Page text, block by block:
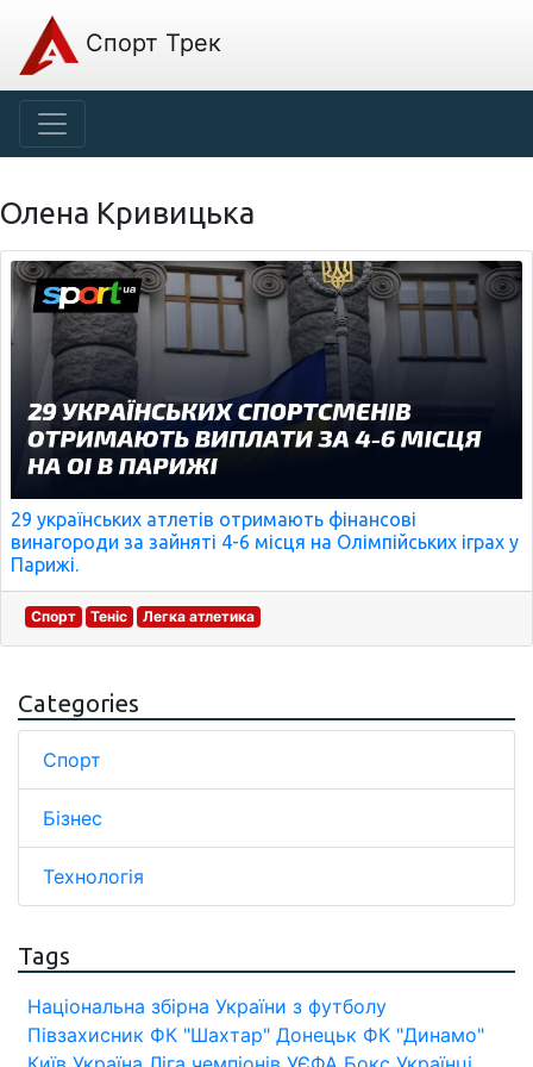
Спорт Трек
Олена Кривицька
29 українських атлетів отримають фінансові
винагороди за зайняті 4-6 місця на Олімпійських іграх у
Парижі.
Спорт Теніс Легка атлетика
Categories
Спорт
Бізнес
Технологія
Tags
Національна збірна України з футболу
Півзахисник ФК "Шахтар" Донецьк ФК "Динамо"